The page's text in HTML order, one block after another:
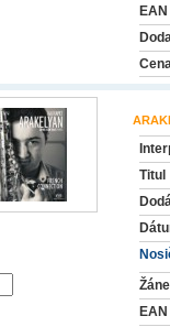
EAN
Titul
EAN